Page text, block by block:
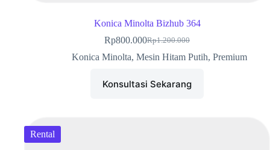
Konica Minolta Bizhub 364
Rp1.200.000
Rp800.000
Konica Minolta, Mesin Hitam Putih, Premium
Konsultasi Sekarang
Rental